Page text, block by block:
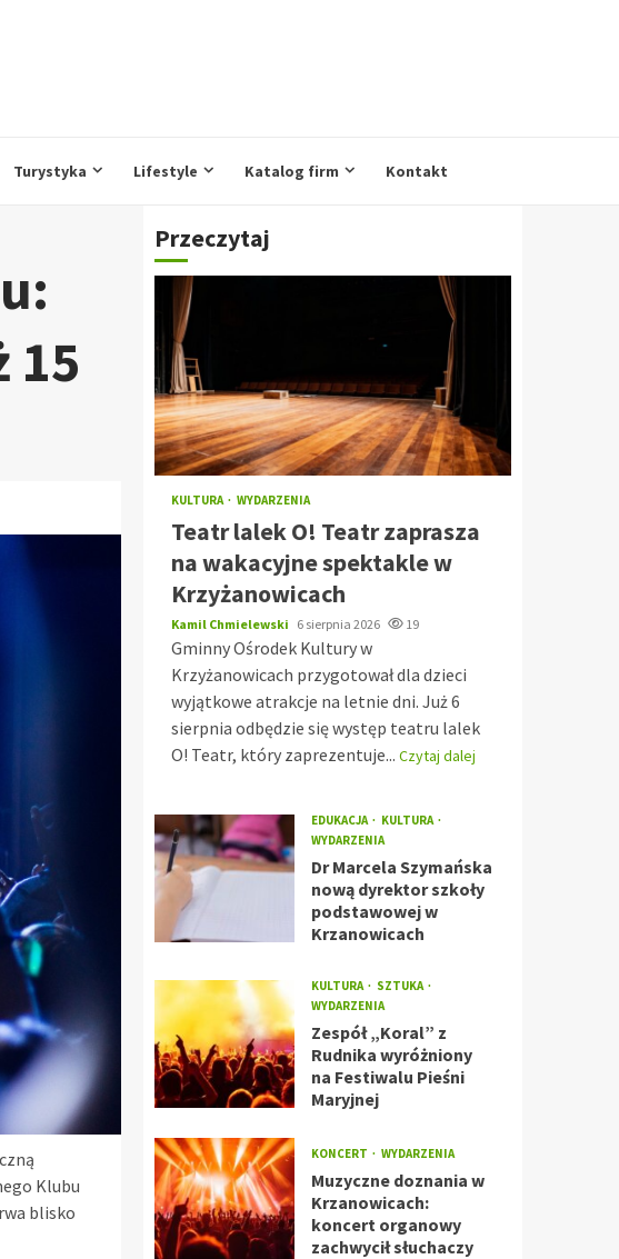
Turystyka Lifestyle Katalog firm Kontakt
15
Klubu
blisko
Przeczytaj
KULTURA WYDARZENIA
Teatr lalek O! Teatr zaprasza
na wakacyjne spektakle w
Krzyżanowicach
Kamil Chmielewski 6 sierpnia 2026 19
Gminny Ośrodek Kultury w
Krzyżanowicach przygotował dla dzieci
wyjątkowe atrakcje na letnie dni. Już 6
sierpnia odbędzie się występ teatru lalek
O! Teatr, który zaprezentuje... Czytaj dalej
EDUKACJA
KULTURA
WYDARZENIA
Dr Marcela Szymańska
nową dyrektor szkoły
podstawowej w
Krzanowicach
KULTURA
SZTUKA
WYDARZENIA
Zespół „Koral” z
Rudnika wyróżniony
na Festiwalu Pieśni
Maryjnej
KONCERT WYDARZENIA
Muzyczne doznania w
Krzanowicach:
koncert organowy
zachwycił słuchaczy